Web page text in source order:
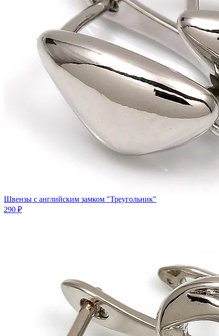
Швензы с английским замком "Треугольник"
290 ₽